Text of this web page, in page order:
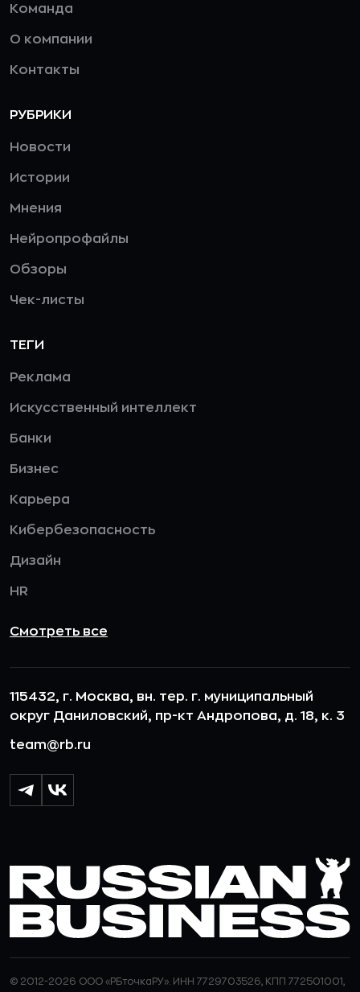
Команда
О компании
Контакты
РУБРИКИ
Новости
Истории
Мнения
Нейропрофайлы
Обзоры
Чек-листы
ТЕГИ
Реклама
Искусственный интеллект
Банки
Бизнес
Карьера
Кибербезопасность
Дизайн
HR
Смотреть все
115432, г. Москва, вн. тер. г. муниципальный
округ Даниловский, пр-кт Андропова, д. 18, к. 3
team@rb.ru
© 2012-2026 ООО «РБточкаРУ». ИНН 7729703526, КПП 772501001,